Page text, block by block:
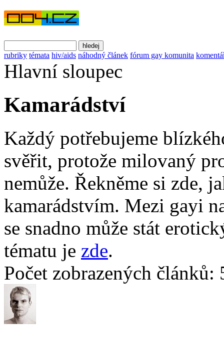
rubriky témata hiv/aids náhodný článek fórum gay komunita
Hlavní sloupec
Kamarádství
Každý potřebujeme
svěřit, protože milovaný
nemůže. Řekněme si zde,
kamarádstvím. Mezi gayi
se snadno může stát
tématu je zde.
Počet zobrazených